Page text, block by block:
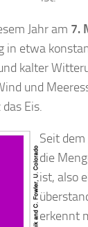
Jahr am 7.
in etwa
kalter
und
Eis.
Seit
die
ist, also
erkennt